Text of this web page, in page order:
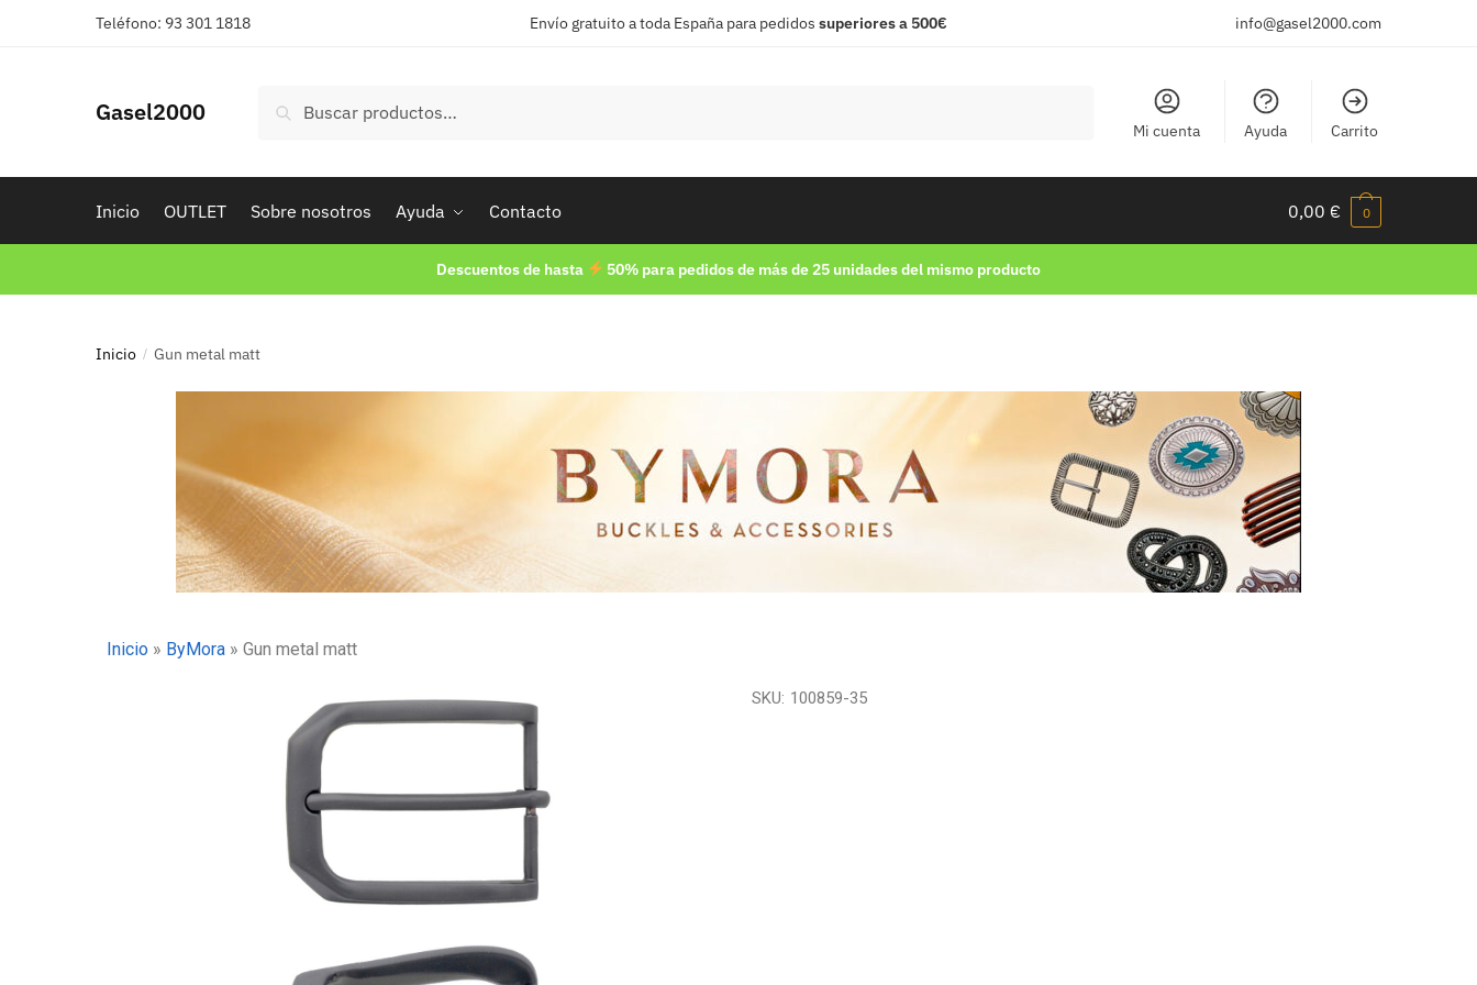
Teléfono: 93 301 1818 Envío gratuito a toda España para pedidos superiores a 500€ info@gasel2000.com
Gasel2000 Buscar
Mi cuenta Ayuda Carrito
Inicio OUTLET Sobre nosotros Ayuda Contacto 0,00 € 0
Descuentos de hasta 50% para pedidos de más de 25 unidades del mismo producto
Inicio / Gun metal matt
Inicio » ByMora » Gun metal matt
SKU: 100859-35